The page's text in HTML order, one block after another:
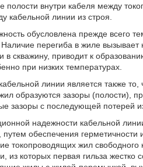
полости внутри кабеля между
кабельной линии из строя.
обусловлена прежде всего
перегиба в жиле
в скважину, приводит к
при низких температурах.
линии является также
образуются зазоры (полости),
зазоры с последующей потерей
надежности кабельной
путем обеспечения
токопроводящих жил
из которых первая гильза